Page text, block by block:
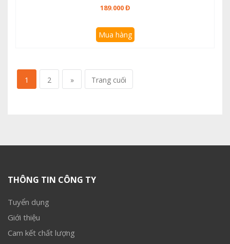
189.000 Đ
Mua hàng
1 2 » Trang cuối
THÔNG TIN CÔNG TY
Tuyển dụng
Giới thiệu
Cam kết chất lượng